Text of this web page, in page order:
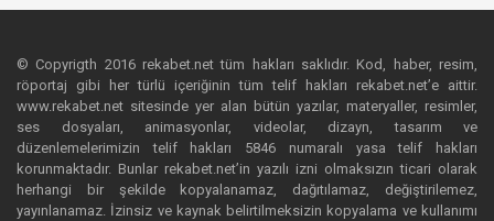
© Copyrigth 2016 rekabet.net tüm hakları saklıdır. Kod, haber, resim,
röportaj gibi her türlü içeriğinin tüm telif hakları rekabet.net’e aittir.
www.rekabet.net sitesinde yer alan bütün yazılar, materyaller, resimler,
ses dosyaları, animasyonlar, videolar, dizayn, tasarım ve
düzenlemelerimizin telif hakları 5846 numaralı yasa telif hakları
korunmaktadır. Bunlar rekabet.net’in yazılı izni olmaksızın ticari olarak
herhangi bir şekilde kopyalanamaz, dağıtılamaz, değiştirilemez,
yayınlanamaz. İzinsiz ve kaynak belirtilmeksizin kopyalama ve kullanımı